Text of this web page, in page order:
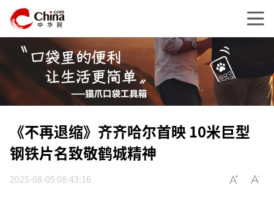
《不再退缩》齐齐哈尔首映 10米巨型
钢铁片名致敬鹤城精神
2025-08-05 08:43:16